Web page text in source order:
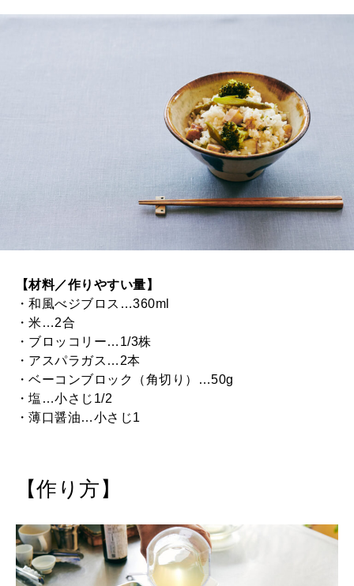
【材料／作りやすい量】
・和風べジブロス…360ml
・米…2合
・ブロッコリー…1/3株
・アスパラガス…2本
・ベーコンブロック（角切り）…50g
・塩…小さじ1/2
・薄口醤油…小さじ1
【作り方】